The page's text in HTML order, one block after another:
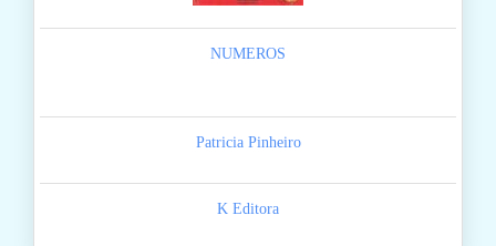
NUMEROS
Patricia Pinheiro
K Editora